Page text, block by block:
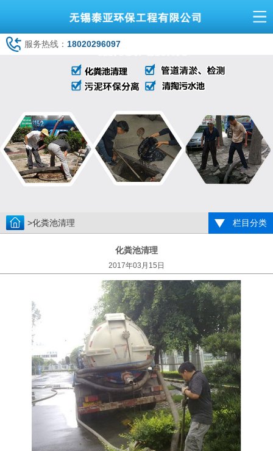
服务热线： 18020296097
>化粪池清理 栏目分类
化粪池清理
2017年03月15日